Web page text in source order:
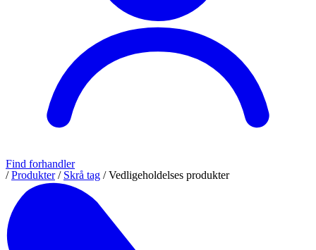
Find forhandler
/ Produkter / Skrå tag / Vedligeholdelses produkter